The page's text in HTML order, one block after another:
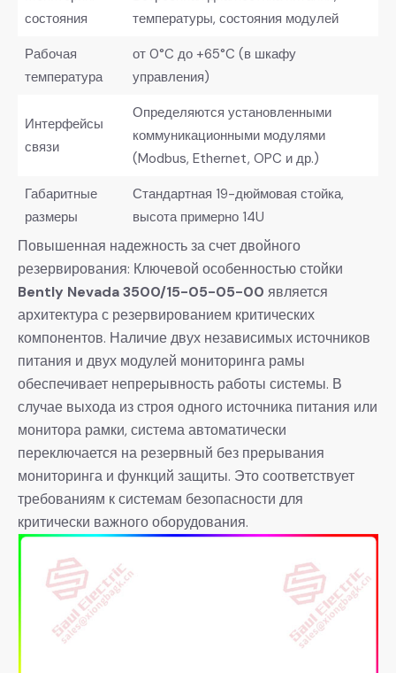
состояния
температуры, состояния модулей
Рабочая
температура
от 0°C до +65°C (в шкафу
управления)
Интерфейсы
связи
Определяются установленными
коммуникационными модулями
(Modbus, Ethernet, OPC и др.)
Габаритные
размеры
Стандартная 19-дюймовая стойка,
высота примерно 14U
Повышенная надежность за счет двойного
резервирования: Ключевой особенностью стойки
Bently Nevada 3500/15-05-05-00 ​ является
архитектура с резервированием критических
компонентов. Наличие двух независимых источников
питания и двух модулей мониторинга рамы
обеспечивает непрерывность работы системы. В
случае выхода из строя одного источника питания или
монитора рамки, система автоматически
переключается на резервный без прерывания
мониторинга и функций защиты. Это соответствует
требованиям к системам безопасности для
критически важного оборудования.